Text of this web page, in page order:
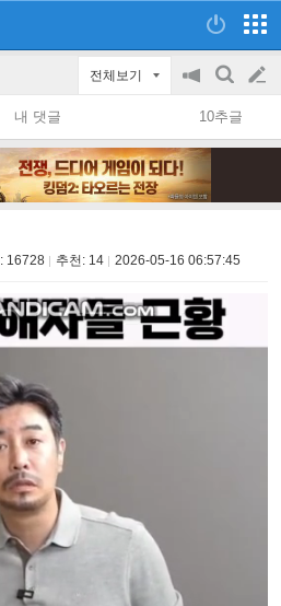
전체보기
공
지
on/off
검
색
글
쓰
내 댓글 10추글
16728 추천: 14 2026-05-16 06:57:45